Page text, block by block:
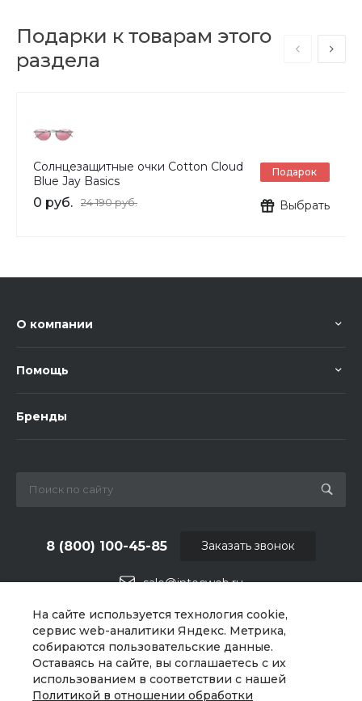
На сайте используется технология cookie,
сервис web-аналитики Яндекс. Метрика,
собираются пользовательские данные.
Оставаясь на сайте, вы соглашаетесь с их
использованием в соответствии с нашей
Политикой в отношении обработки
Подарки к товарам этого
раздела
Солнцезащитные очки Cotton Cloud
Blue Jay Basics
0 руб. 24 190 руб.
Подарок
Выбрать
О компании
Помощь
Бренды
sale@intecweb.ru
8 (800) 100-45-85
г. Челябинск, ул.Свободы, д.93, оф. 6
Заказать звонок